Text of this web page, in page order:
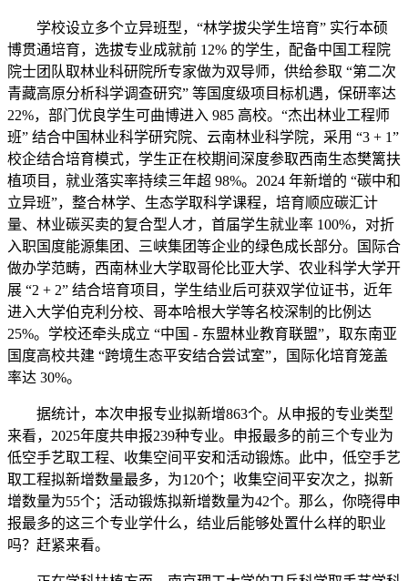
学校设立多个立异班型，“林学拔尖学生培育” 实行本硕
博贯通培育，选拔专业成就前 12% 的学生，配备中国工程院
院士团队取林业科研院所专家做为双导师，供给参取 “第二次
青藏高原分析科学调查研究” 等国度级项目标机遇，保研率达
22%，部门优良学生可曲博进入 985 高校。“杰出林业工程师
班” 结合中国林业科学研究院、云南林业科学院，采用 “3 + 1”
校企结合培育模式，学生正在校期间深度参取西南生态樊篱扶
植项目，就业落实率持续三年超 98%。2024 年新增的 “碳中和
立异班”，整合林学、生态学取科学课程，培育顺应碳汇计
量、林业碳买卖的复合型人才，首届学生就业率 100%，对折
入职国度能源集团、三峡集团等企业的绿色成长部分。国际合
做办学范畴，西南林业大学取哥伦比亚大学、农业科学大学开
展 “2 + 2” 结合培育项目，学生结业后可获双学位证书，近年
进入大学伯克利分校、哥本哈根大学等名校深制的比例达
25%。学校还牵头成立 “中国 - 东盟林业教育联盟”，取东南亚
国度高校共建 “跨境生态平安结合尝试室”，国际化培育笼盖
率达 30%。
据统计，本次申报专业拟新增863个。从申报的专业类型
来看，2025年度共申报239种专业。申报最多的前三个专业为
低空手艺取工程、收集空间平安和活动锻炼。此中，低空手艺
取工程拟新增数量最多，为120个；收集空间平安次之，拟新
增数量为55个；活动锻炼拟新增数量为42个。那么，你晓得申
报最多的这三个专业学什么，结业后能够处置什么样的职业
吗？赶紧来看。